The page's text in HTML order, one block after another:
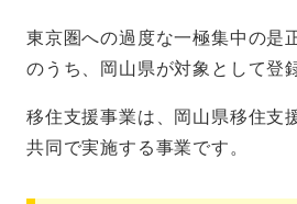
東京圏への過度な一極集中の是
のうち、岡山県が対象として登
移住支援事業は、岡山県移住支
共同で実施する事業です。